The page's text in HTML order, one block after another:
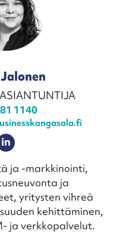
1140
ja -markkinointi,
ja
yritysten vihreä
kehittäminen,
ja verkkopalvelut.